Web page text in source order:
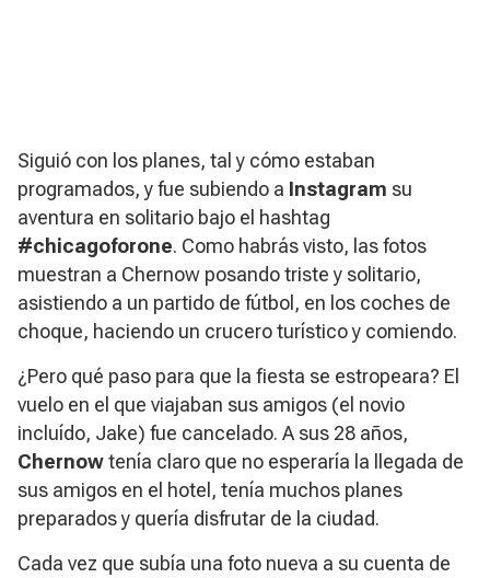
Siguió con los planes, tal y cómo estaban
programados, y fue subiendo a Instagram su
aventura en solitario bajo el hashtag
#chicagoforone. Como habrás visto, las fotos
muestran a Chernow posando triste y solitario,
asistiendo a un partido de fútbol, en los coches de
choque, haciendo un crucero turístico y comiendo.
¿Pero qué paso para que la fiesta se estropeara? El
vuelo en el que viajaban sus amigos (el novio
incluído, Jake) fue cancelado. A sus 28 años,
Chernowtenía claro que no esperaría la llegada de
sus amigos en el hotel, tenía muchos planes
preparados y quería disfrutar de la ciudad.
Cada vez que subía una foto nueva a su cuenta de